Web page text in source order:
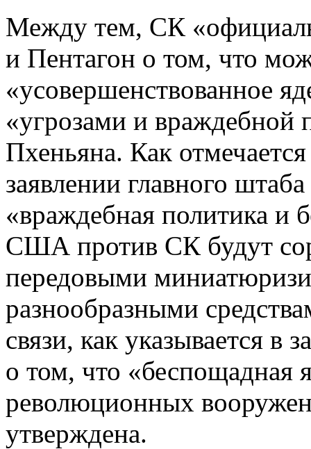
Между тем, СК
и Пентагон о том, что
«усовершенствованное
«угрозами и враждебной
Пхеньяна. Как
заявлении главного
«враждебная политика и
США против СК будут
передовыми
разнообразными
связи, как указывается в
о том, что «беспощадная
революционных
утверждена.